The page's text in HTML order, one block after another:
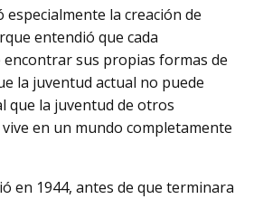
la creación de
entendió que cada
encontrar sus propias formas de
la juventud actual no puede
que la juventud de otros
en un mundo completamente
en 1944, antes de que terminara